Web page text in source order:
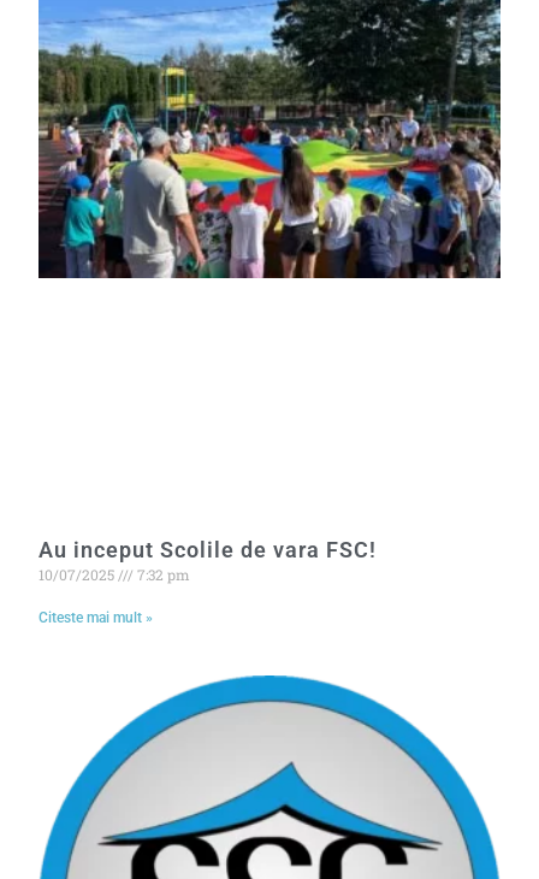
Au inceput Scolile de vara FSC!
10/07/2025 7:32 pm
Citeste mai mult »